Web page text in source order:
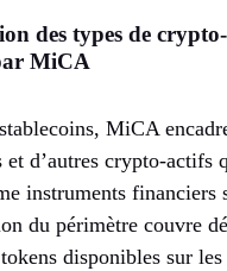
des types de
MiCA
MiCA
d’autres crypto-actifs
instruments
du périmètre couvre
disponibles sur